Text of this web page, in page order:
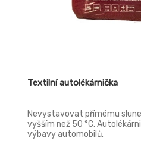
Textilní autolékárnička
Nevystavovat přímému
vyšším než 50 °C.
výbavy automobilů.